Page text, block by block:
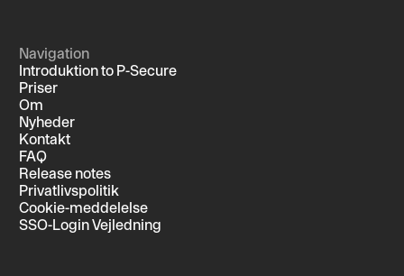
Navigation
Introduktion to P-Secure
Priser
Om
Nyheder
Kontakt
FAQ
Release notes
Privatlivspolitik
Cookie-meddelelse
SSO-Login Vejledning